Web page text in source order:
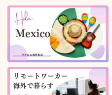
利用規約／特定商取引法に
有料記事の決済完了ページ
はじめての方へ